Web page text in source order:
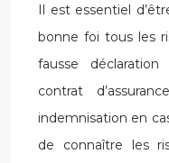
Il est essentiel
bonne foi tous les
fausse
contrat
indemnisation en
de connaître les